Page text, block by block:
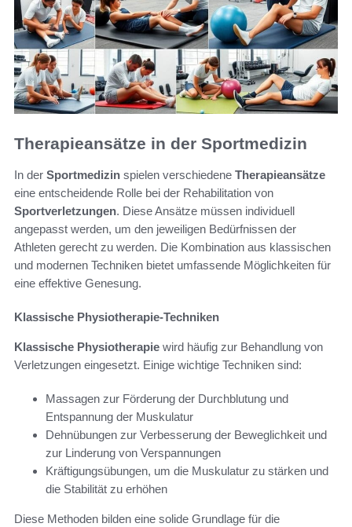
Therapieansätze in der Sportmedizin
In der Sportmedizin spielen verschiedene Therapieansätze
eine entscheidende Rolle bei der Rehabilitation von
Sportverletzungen. Diese Ansätze müssen individuell
angepasst werden, um den jeweiligen Bedürfnissen der
Athleten gerecht zu werden. Die Kombination aus klassischen
und modernen Techniken bietet umfassende Möglichkeiten für
eine effektive Genesung.
Klassische Physiotherapie-Techniken
Klassische Physiotherapie wird häufig zur Behandlung von
Verletzungen eingesetzt. Einige wichtige Techniken sind:
Massagen zur Förderung der Durchblutung und
Entspannung der Muskulatur
Dehnübungen zur Verbesserung der Beweglichkeit und
zur Linderung von Verspannungen
Kräftigungsübungen, um die Muskulatur zu stärken und
die Stabilität zu erhöhen
Diese Methoden bilden eine solide Grundlage für die